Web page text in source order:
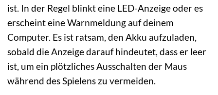
ist. In der Regel blinkt eine LED-Anzeige oder es
erscheint eine Warnmeldung auf deinem
Computer. Es ist ratsam, den Akku aufzuladen,
sobald die Anzeige darauf hindeutet, dass er leer
ist, um ein plötzliches Ausschalten der Maus
während des Spielens zu vermeiden.